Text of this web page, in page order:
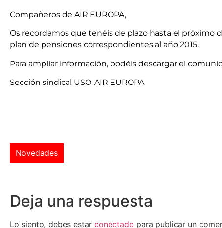
Compañeros de AIR EUROPA,
Os recordamos que tenéis de plazo hasta el próximo
plan de pensiones correspondientes al año 2015.
Para ampliar información, podéis descargar el
Sección sindical USO-AIR EUROPA
Novedades
Deja una respuesta
Lo siento, debes estar conectado para publicar un